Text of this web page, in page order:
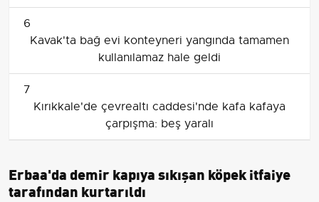
6
Kavak'ta bağ evi konteyneri yangında tamamen
kullanılamaz hale geldi
7
Kırıkkale'de çevrealtı caddesi'nde kafa kafaya
çarpışma: beş yaralı
Erbaa'da demir kapıya sıkışan köpek itfaiye
tarafından kurtarıldı